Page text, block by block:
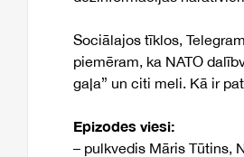
Sociālajos tīklos,
piemēram, ka NATO
gaļa” un citi meli. Kā ir
Epizodes viesi:
– pulkvedis Māris Tūtins,